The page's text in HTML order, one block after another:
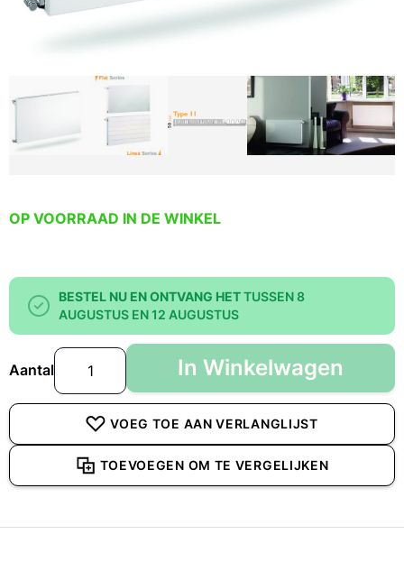
OP VOORRAAD IN DE WINKEL
BESTEL NU EN ONTVANG HETTUSSEN 8
AUGUSTUS EN 12 AUGUSTUS
Aantal In Winkelwagen
VOEG TOE AAN VERLANGLIJST
TOEVOEGEN OM TE VERGELIJKEN